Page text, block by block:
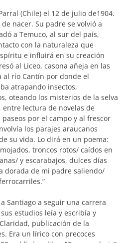
(Chile) el 12 de julio de1904.
nacer. Su padre se volvió a
a Temuco, al sur del país,
con la naturaleza que
e influirá en su creación
al Liceo, casona añeja en las
al río Cantín por donde el
atrapando insectos,
oteando los misterios de la selva
lectura de novelas de
por el campo y al frescor
los parajes araucanos
su vida. Lo dirá en un poema:
troncos rotos/ caídos en
y escarabajos, dulces días
dorada de mi padre saliendo/
Santiago a seguir una carrera
estudios leía y escribía y
publicación de la
Era un lírico con precoces